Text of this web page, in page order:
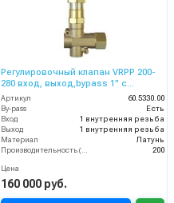
Регулировочный клапан VRPP 200-
280 вход, выход,bypass 1'' c
воздушным управлением 200 л/мин
310 бар
Артикул
60.5330.00
By-pass
Есть
Вход
1 внутренняя резьба
Выход
1 внутренняя резьба
Материал
Латунь
Производительность (л/мин)
200
Цена
160 000 руб.